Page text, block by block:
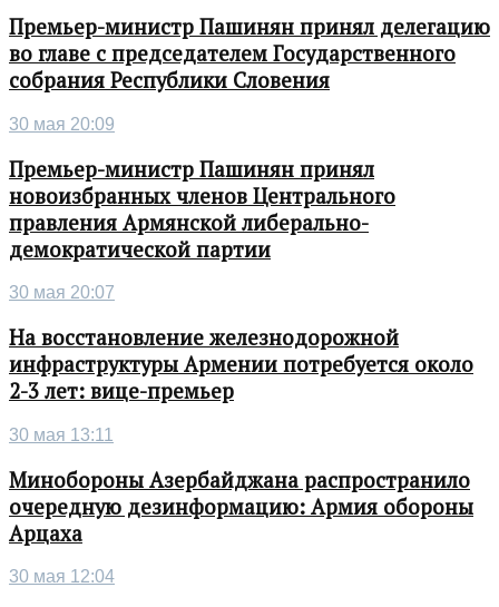
Премьер-министр Пашинян принял делегацию
во главе с председателем Государственного
собрания Республики Словения
30 мая 20:09
Премьер-министр Пашинян принял
новоизбранных членов Центрального
правления Армянской либерально-
демократической партии
30 мая 20:07
На восстановление железнодорожной
инфраструктуры Армении потребуется около
2-3 лет: вице-премьер
30 мая 13:11
Минобороны Азербайджана распространило
очередную дезинформацию: Армия обороны
Арцаха
30 мая 12:04